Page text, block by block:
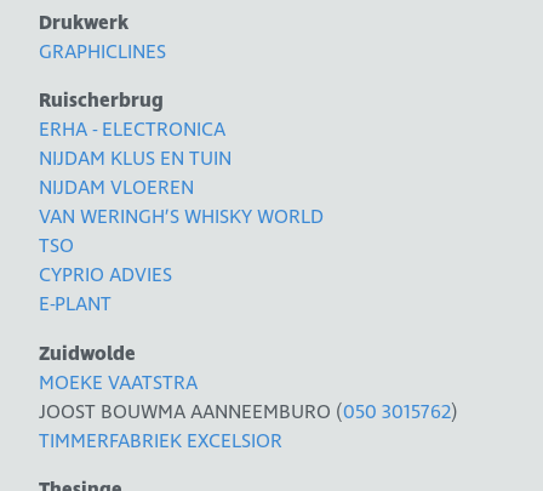
Drukwerk
GRAPHICLINES
Ruischerbrug
ERHA - ELECTRONICA
NIJDAM KLUS EN TUIN
NIJDAM VLOEREN
VAN WERINGH’S WHISKY WORLD
TSO
CYPRIO ADVIES
E-PLANT
Zuidwolde
MOEKE VAATSTRA
JOOST BOUWMA AANNEEMBURO (050 3015762)
TIMMERFABRIEK EXCELSIOR